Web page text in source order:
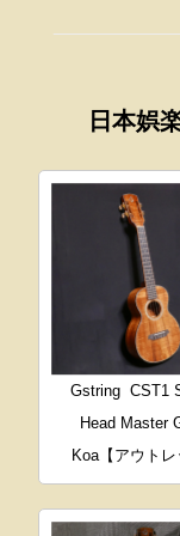
日本娯
Gstring CST1
Head Master
Koa【アウトレ